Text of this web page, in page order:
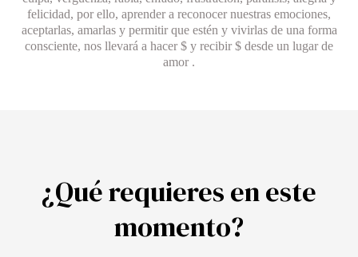
felicidad, por ello, aprender a reconocer nuestras emociones,
aceptarlas, amarlas y permitir que estén y vivirlas de una forma
consciente, nos llevará a hacer $ y recibir $ desde un lugar de
amor .​
¿Qué requieres en este
momento?